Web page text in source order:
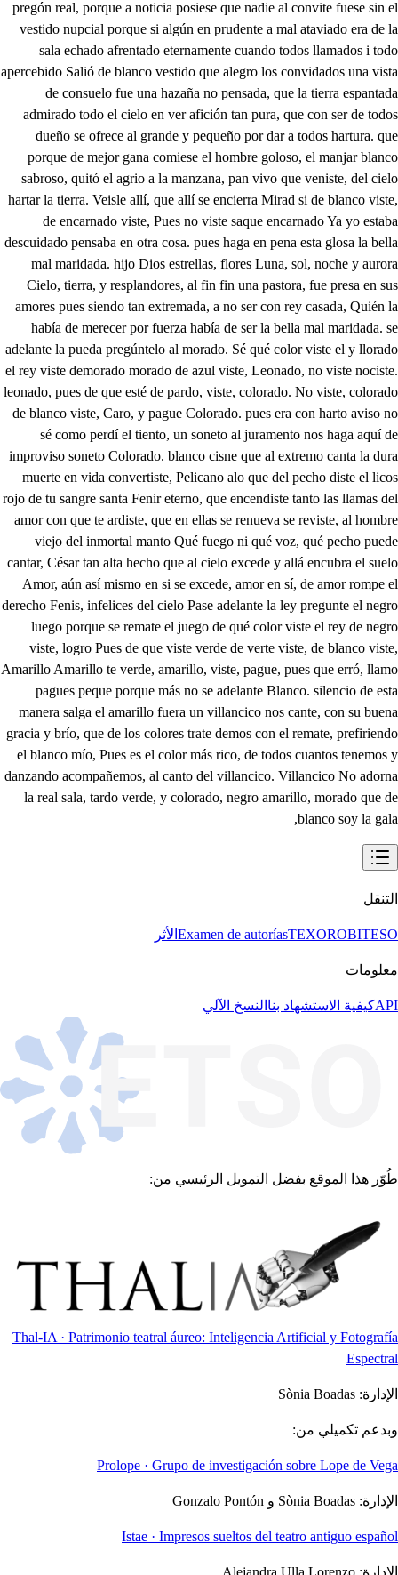
التنقل
Examen de autoríasTEXOROBITESO الأثر
معلومات
APIكيفية الاستشهاد بنا النسخ الآلي
طُوّر هذا الموقع بفضل التمويل الرئيسي من:
Thal-IA · Patrimonio teatral áureo: Inteligencia Artificial y Fotografía
Espectral
الإدارة: Sònia Boadas
وبدعم تكميلي من:
Prolope · Grupo de investigación sobre Lope de Vega
الإدارة: Sònia Boadas و Gonzalo Pontón
Istae · Impresos sueltos del teatro antiguo español